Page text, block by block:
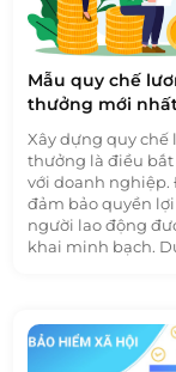
Mẫu quy chế
thưởng mới
Xây dựng quy chế
thưởng là điều bắt
với doanh nghiệp.
đảm bảo quyền lợi
người lao động
khai minh bạch.
giả cùng theo dõi.